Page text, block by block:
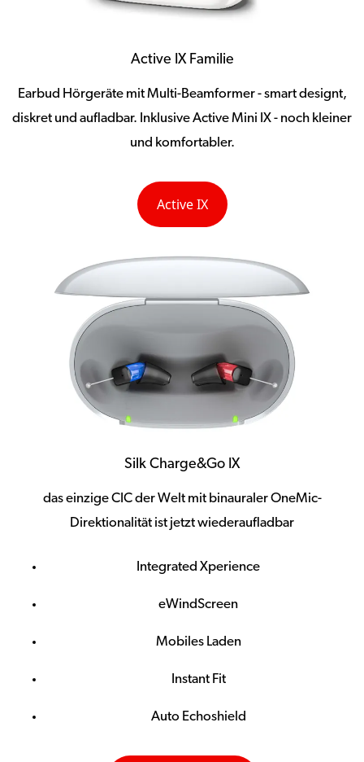
Active IX Familie
Earbud Hörgeräte mit Multi-Beamformer - smart designt,
diskret und aufladbar. Inklusive Active Mini IX - noch kleiner
und komfortabler.
Active IX
Silk Charge&Go IX
das einzige CIC der Welt mit binauraler OneMic-
Direktionalität ist jetzt wiederaufladbar
Integrated Xperience
eWindScreen
Mobiles Laden
Instant Fit
Auto Echoshield